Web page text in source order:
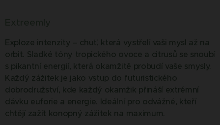
Exploze intenzity – chuť, která vystřelí vaši mysl až na
orbit. Sladké tóny tropického ovoce a citrusů se snoubí
s pikantní energií, která okamžitě probudí vaše smysly.
Každý zážitek je jako vstup do futuristického
dobrodružství, kde každý okamžik přináší extrémní
dávku euforie a energie. Ideální pro odvážné, kteří
chtějí zažít konopný zážitek na maximum.